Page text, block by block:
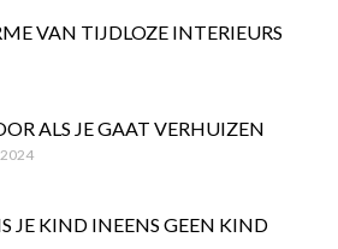
VAN TIJDLOZE INTERIEURS
ALS JE GAAT VERHUIZEN
2024
JE KIND INEENS GEEN KIND